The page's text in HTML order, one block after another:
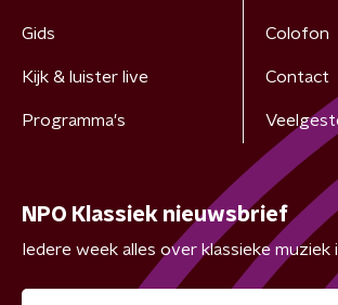
Gids
Kijk & luister live
Programma's
Colofon
Contact
NPO Klassiek nieuwsbrief
Iedere week alles over klassieke muziek